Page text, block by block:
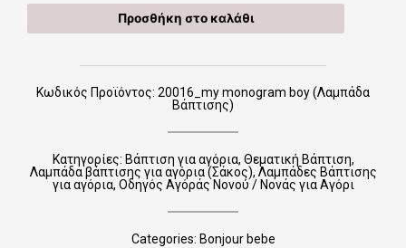
boy
ποσότητα
Προσθήκη στο καλάθι
Κωδικός Προϊόντος: 20016_my monogram boy (Λαμπάδα
Βάπτισης)
Κατηγορίες: Βάπτιση για αγόρια, Θεματική Βάπτιση,
Λαμπάδα βάπτισης για αγόρια (Σάκος), Λαμπάδες Βάπτισης
για αγόρια, Οδηγός Αγόράς Νονού / Νονάς για Αγόρι
Categories: Bonjour bebe